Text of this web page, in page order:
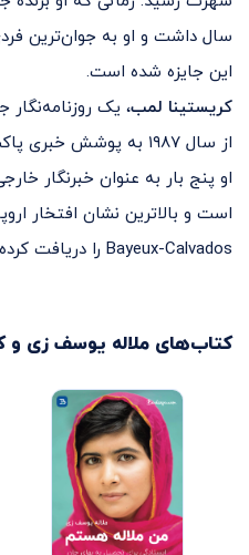
سال داشت و او به جوان‌ترین
این جایزه شده است.
کریستینا لمب، یک
از سال ۱۹۸۷ به پوشش
او پنج بار به عنوان خبرنگار
است و بالاترین نشان افتخار
Bayeux-Calvados را دریافت کرده است.
کتاب‌های ملاله یوسف زی و